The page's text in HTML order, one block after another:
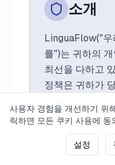
소개
LinguaFlow("우
를")는 귀하의
최선을 다하고
정책은 귀하가
때 귀하에 대한
하는 방법을 설
당사 서비스를
가격개인 정
2023 LinguaFlow. 모든 권
사용자 경험을 개선하기 위
릭하면 모든 쿠키 사용에 동
설정